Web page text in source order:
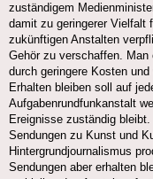
zuständigem
damit zu geringerer Vielfalt
zukünftigen Anstalten
Gehör zu verschaffen.
durch geringere Kosten
Erhalten bleiben soll auf
Aufgabenrundfunkanstalt
Ereignisse zuständig
Sendungen zu Kunst und
Hintergrundjournalismus
Sendungen aber erhalten